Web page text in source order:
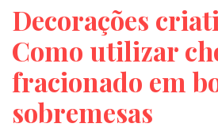
Decorações
Como utilizar
fracionado em
sobremesas